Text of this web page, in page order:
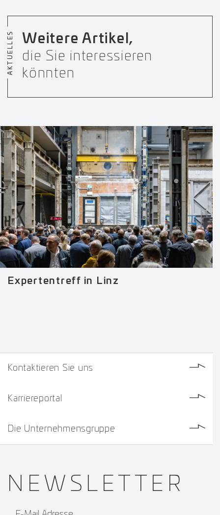
AKTUELLES
Weitere Artikel,
die Sie interessieren
könnten
Expertentreff in Linz
Kontaktieren Sie uns
Karriereportal
Die Unternehmensgruppe
NEWS­ LETTER
E-Mail Adresse